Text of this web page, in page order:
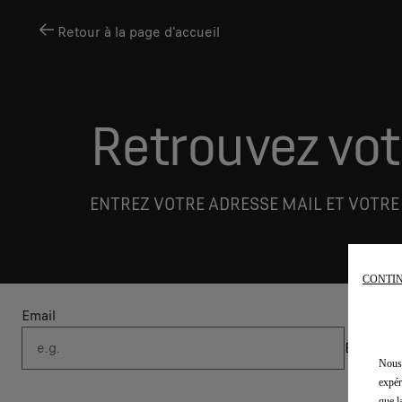
Retour à la page d'accueil
Retrouvez
ENTREZ VOTRE ADRESSE MAIL ET
Email
ET